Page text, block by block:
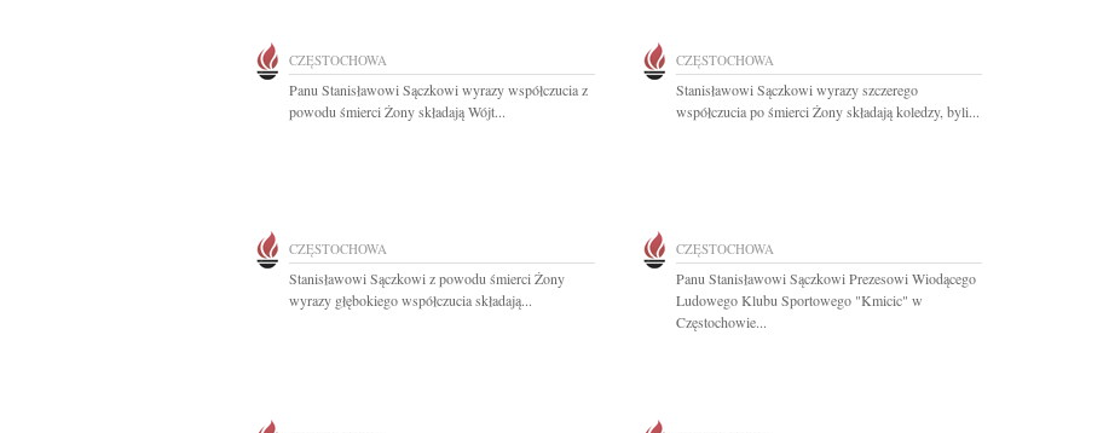
CZĘSTOCHOWA
Panu Stanisławowi Sączkowi wyrazy współczucia z
powodu śmierci Żony składają Wójt...
CZĘSTOCHOWA
Stanisławowi Sączkowi wyrazy szczerego
współczucia po śmierci Żony składają koledzy, byli...
CZĘSTOCHOWA
Stanisławowi Sączkowi z powodu śmierci Żony
wyrazy głębokiego współczucia składają...
CZĘSTOCHOWA
Panu Stanisławowi Sączkowi Prezesowi Wiodącego
Ludowego Klubu Sportowego "Kmicic" w
Częstochowie...